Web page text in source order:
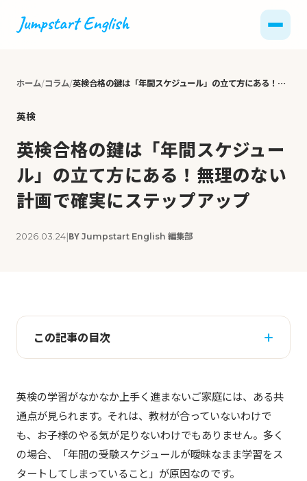
ホーム コラム 英検合格の鍵は「年間スケジュール」の立て方にある！無理のない計画で確実にステップアップ
英検
英検合格の鍵は「年間スケジュー
ル」の立て方にある！無理のない
計画で確実にステップアップ
2026.03.24|BY Jumpstart English 編集部
この記事の目次
英検の学習がなかなか上手く進まないご家庭には、ある共
通点が見られます。それは、教材が合っていないわけで
も、お子様のやる気が足りないわけでもありません。多く
の場合、「年間の受験スケジュールが曖昧なまま学習をス
タートしてしまっていること」が原因なのです。